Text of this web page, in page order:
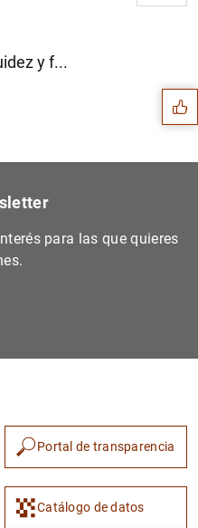
y f... Sugerencias
para las que quieres
Portal de transparencia
Catálogo de datos